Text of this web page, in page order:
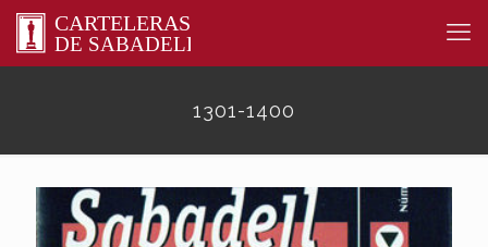
1301-1400